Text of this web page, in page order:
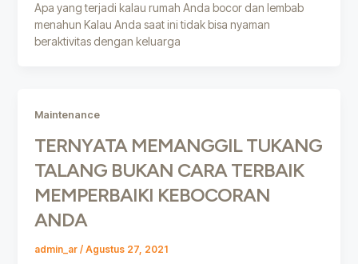
Apa yang terjadi kalau rumah Anda bocor dan lembab
menahun Kalau Anda saat ini tidak bisa nyaman
beraktivitas dengan keluarga
Maintenance
TERNYATA MEMANGGIL TUKANG
TALANG BUKAN CARA TERBAIK
MEMPERBAIKI KEBOCORAN
ANDA
admin_ar / Agustus 27, 2021